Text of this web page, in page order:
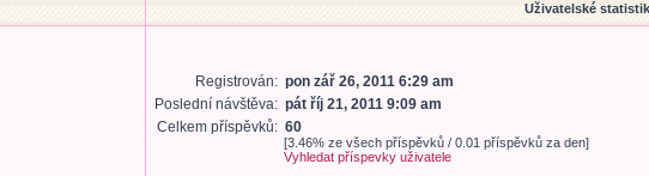
Uživatelské
Registrován: pon zář 26, 2011 6:29 am
Poslední návštěva: pát říj 21, 2011 9:09 am
Celkem příspěvků: 60
[3.46% ze všech příspěvků / 0.01 příspěvků za den]
Vyhledat příspevky uživatele